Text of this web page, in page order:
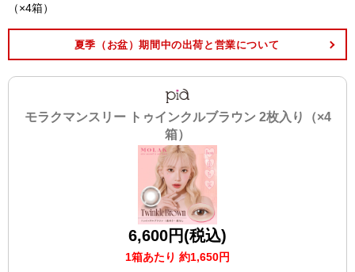
（×4箱）
夏季（お盆）期間中の出荷と営業について
モラクマンスリー トゥインクルブラウン 2枚入り（×4
箱）
6,600円(税込)
1箱あたり 約1,650円